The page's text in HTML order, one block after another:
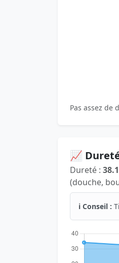
Pas assez de
📈
Dureté :
(douche,
ℹ️ Conseil :